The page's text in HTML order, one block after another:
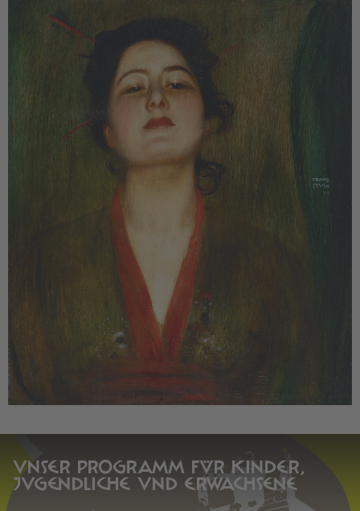
UNSER PROGRAMM FÜR KINDER,
JUGENDLICHE UND ERWACHSENE